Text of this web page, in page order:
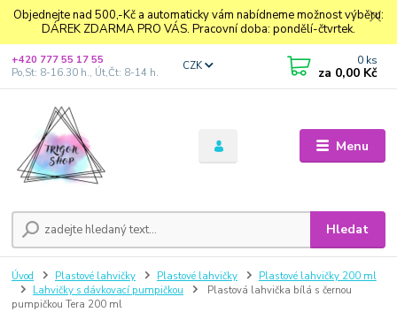
Objednejte nad 500,-Kč a automaticky vám nabídneme možnost výběru:
DÁREK ZDARMA PRO VÁS. Pracovní doba: pondělí-čtvrtek.
Menu
CZK
Hledat
+420 777 55 17 55
Po,St: 8-16.30 h., Út,Čt: 8-14 h.
0 ks
za 0,00 Kč
Úvod Plastové lahvičky Plastové lahvičky
Plastové lahvičky 200 ml
Lahvičky s dávkovací pumpičkou
Plastová lahvička bílá s černou
pumpičkou Tera 200 ml